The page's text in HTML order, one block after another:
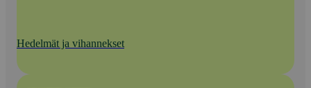
Hedelmät ja vihannekset